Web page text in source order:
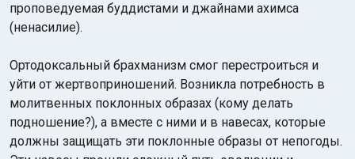
проповедуемая буддистами и джайнами ахимса
(ненасилие).
Ортодоксальный брахманизм смог перестроиться и
уйти от жертвоприношений. Возникла потребность в
молитвенных поклонных образах (кому делать
подношение?), а вместе с ними и в навесах, которые
должны защищать эти поклонные образы от непогоды.